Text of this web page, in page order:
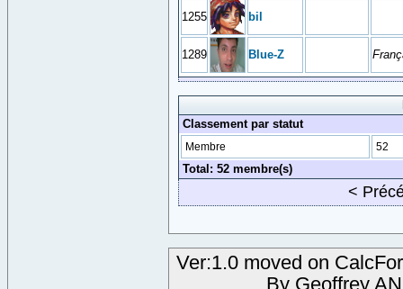
1255 bil
1289 Blue-Z
Classement par statut
Membre 52
Total: 52 membre(s)
<
Ver:1.0 moved on
By Geoffrey